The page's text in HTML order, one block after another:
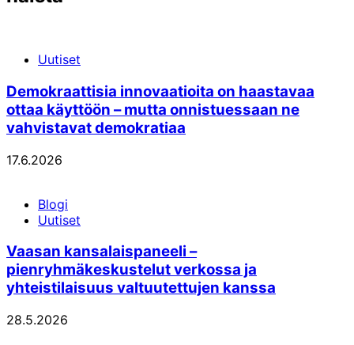
Uutiset
Demokraattisia innovaatioita on haastavaa
ottaa käyttöön – mutta onnistuessaan ne
vahvistavat demokratiaa
17.6.2026
Blogi
Uutiset
Vaasan kansalaispaneeli –
pienryhmäkeskustelut verkossa ja
yhteistilaisuus valtuutettujen kanssa
28.5.2026